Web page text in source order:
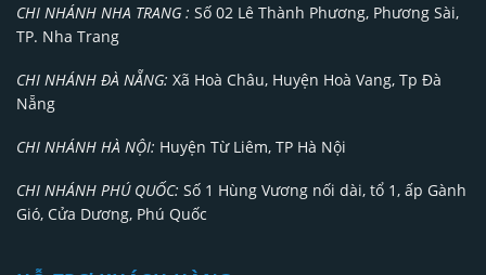
CHI NHÁNH NHA TRANG : Số 02 Lê Thành Phương, Phương Sài,
TP. Nha Trang
CHI NHÁNH ĐÀ NẴNG: Xã Hoà Châu, Huyện Hoà Vang, Tp Đà
Nẵng
CHI NHÁNH HÀ NỘI: Huyện Từ Liêm, TP Hà Nội
CHI NHÁNH PHÚ QUỐC: Số 1 Hùng Vương nối dài, tổ 1, ấp Gành
Gió, Cửa Dương, Phú Quốc